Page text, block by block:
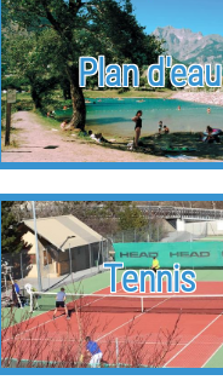
Plan d'eau
Tennis